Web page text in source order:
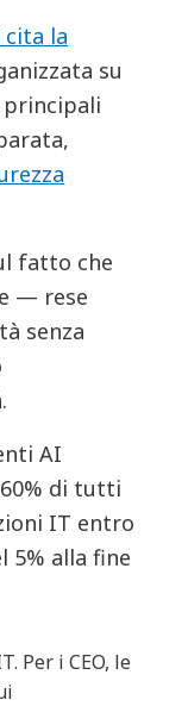
cita la
su
principali
fatto che
— rese
senza
AI
di tutti
IT entro
5% alla fine
Per i CEO, le